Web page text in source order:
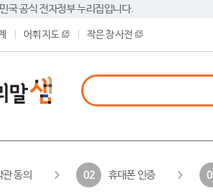
국 공식 전자정부 누리집입니다.
어휘 지도 작은 창 사전
동의 02 휴대폰 인증